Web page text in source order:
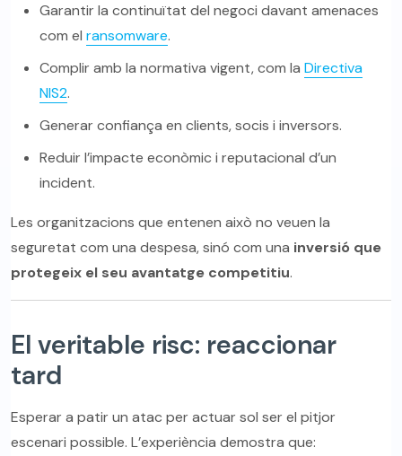
Garantir la continuïtat del negoci davant amenaces
com el ransomware.
Complir amb la normativa vigent, com la Directiva
NIS2.
Generar confiança en clients, socis i inversors.
Reduir l’impacte econòmic i reputacional d’un
incident.
Les organitzacions que entenen això no veuen la
seguretat com una despesa, sinó com una inversió que
protegeix el seu avantatge competitiu.
El veritable risc: reaccionar
tard
Esperar a patir un atac per actuar sol ser el pitjor
escenari possible. L’experiència demostra que: